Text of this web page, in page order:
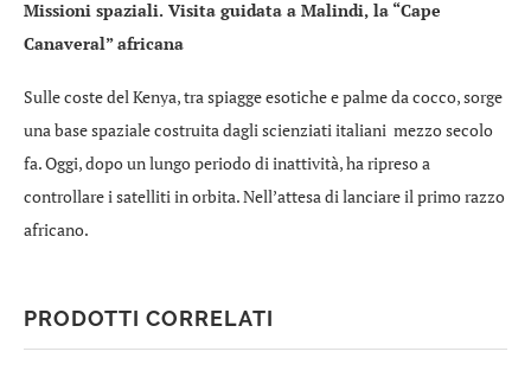
Missioni spaziali. Visita guidata a Malindi, la “Cape
Canaveral” africana
Sulle coste del Kenya, tra spiagge esotiche e palme da cocco, sorge
una base spaziale costruita dagli scienziati italiani mezzo secolo
fa. Oggi, dopo un lungo periodo di inattività, ha ripreso a
controllare i satelliti in orbita. Nell’attesa di lanciare il primo razzo
africano.
PRODOTTI CORRELATI